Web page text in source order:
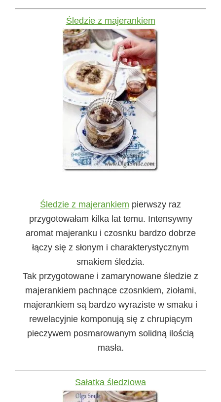
Śledzie z majerankiem
Śledzie z majerankiem pierwszy raz
przygotowałam kilka lat temu. Intensywny
aromat majeranku i czosnku bardzo dobrze
łączy się z słonym i charakterystycznym
smakiem śledzia.
Tak przygotowane i zamarynowane śledzie z
majerankiem pachnące czosnkiem, ziołami,
majerankiem są bardzo wyraziste w smaku i
rewelacyjnie komponują się z chrupiącym
pieczywem posmarowanym solidną ilością
masła.
Sałatka śledziowa